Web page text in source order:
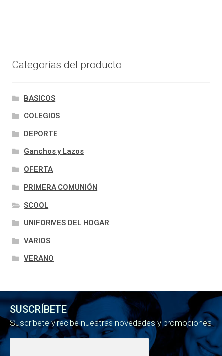
Categorías del producto
BASICOS
COLEGIOS
DEPORTE
Ganchos y Lazos
OFERTA
PRIMERA COMUNIÓN
SCOOL
UNIFORMES DEL HOGAR
VARIOS
VERANO
SUSCRÍBETE
Suscríbete y recibe nuestras novedades y promociones